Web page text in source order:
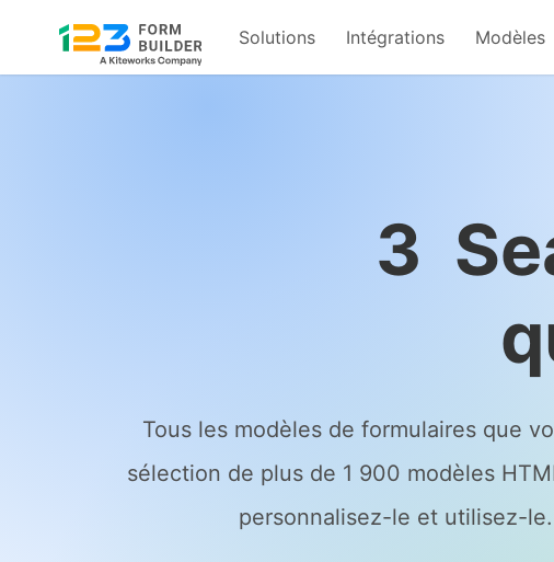
Solutions Intégrations Modèles
3
Tous les modèles de formulaires que
sélection de plus de 1 900 modèles
personnalisez-le et utilisez-